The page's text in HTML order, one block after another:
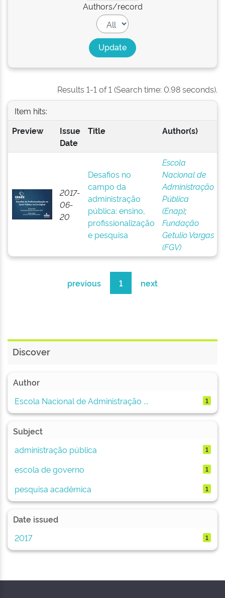
Authors/record
Results 1-1 of 1 (Search time: 0.98 seconds).
Item hits:
Preview
Issue
Date
Title Author(s)
2017-
06-
20
Desafios no
campo da
administração
pública: ensino,
profissionalização
e pesquisa
Escola
Nacional de
Administração
Pública
(Enap);
Fundação
Getulio Vargas
(FGV)
previous 1 next
Discover
Author
Escola Nacional de Administração ...
1
Subject
administração pública
1
escola de governo 1
pesquisa acadêmica 1
Date issued
2017
1